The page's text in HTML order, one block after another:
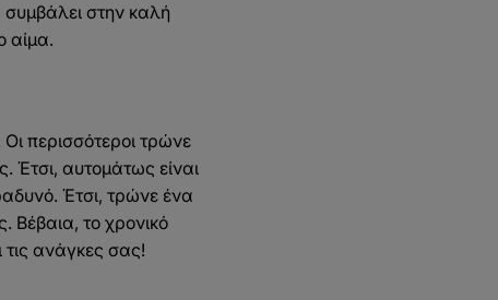
συμβάλει στην καλή
αίμα.
περισσότεροι τρώνε
Έτσι, αυτομάτως είναι
Έτσι, τρώνε ένα
Βέβαια, το χρονικό
ανάγκες σας!